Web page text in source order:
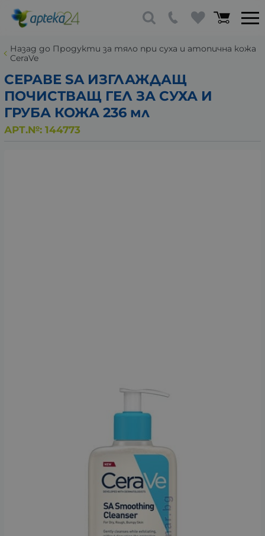
Назад до Продукти за тяло при суха и атопична кожа
CeraVe
СЕРАВЕ SA ИЗГЛАЖДАЩ
ПОЧИСТВАЩ ГЕЛ ЗА СУХА И
ГРУБА КОЖА 236 мл
АРТ.№: 144773